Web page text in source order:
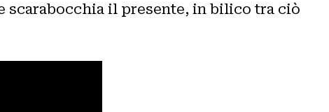
scarabocchia il presente, in bilico tra ciò